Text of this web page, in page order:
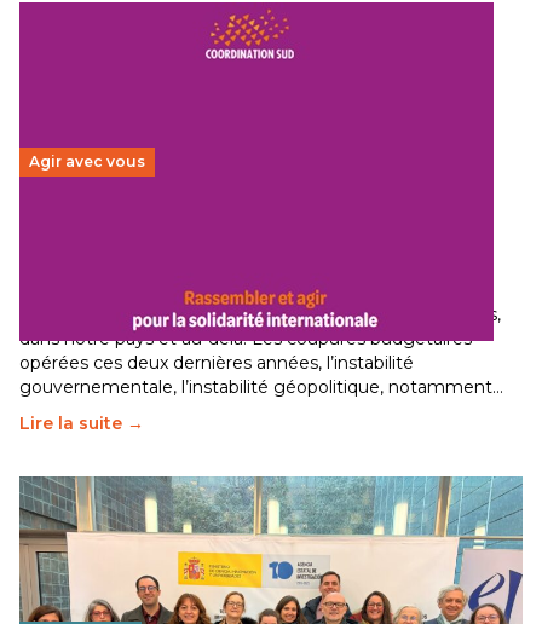
Agir avec vous
Le secteur humanitaire connaît des difficultés profondes,
dans notre pays et au-delà. Les coupures budgétaires
opérées ces deux dernières années, l’instabilité
gouvernementale, l’instabilité géopolitique, notamment…
Lire la suite →